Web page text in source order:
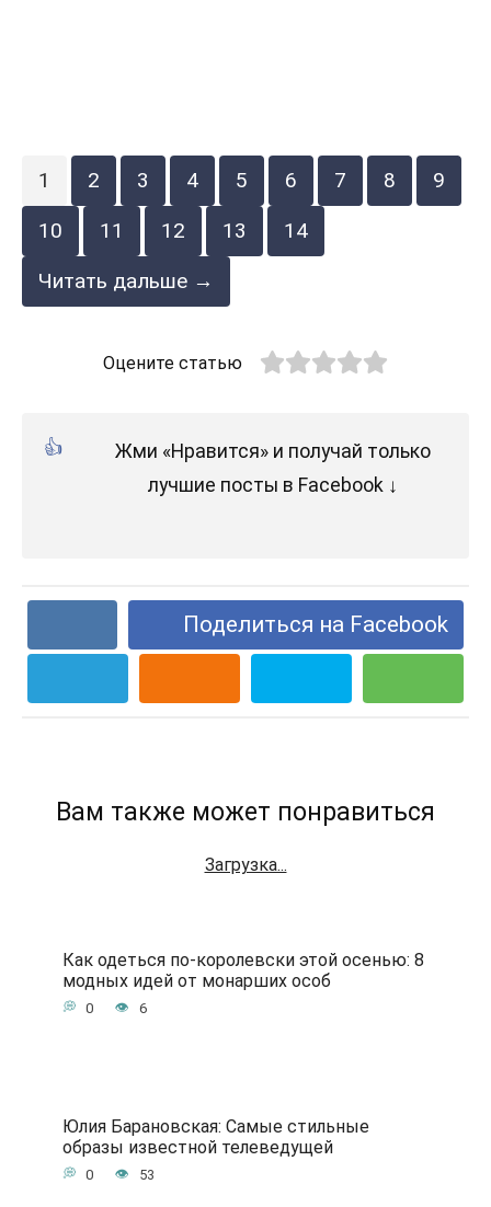
1 2 3 4 5 6 7 8
9
10
11 12 13
14
Читать дальше →
Оцените статью
Жми «Нравится» и получай только
лучшие посты в Facebook ↓
Поделиться на Facebook
Вам также может понравиться
Загрузка...
Как одеться по-королевски этой осенью: 8
модных идей от монарших особ
0 6
Юлия Барановская: Самые стильные
образы известной телеведущей
0 53